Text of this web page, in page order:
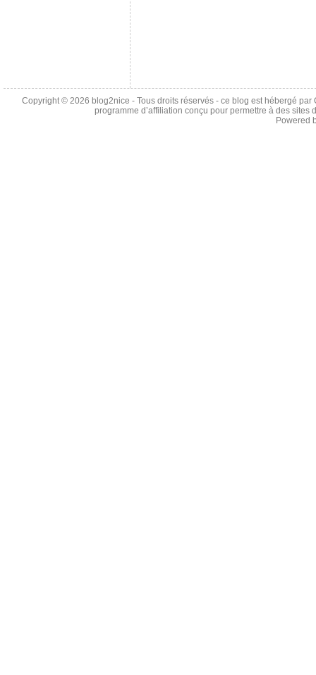
Copyright © 2026 blog2nice - Tous droits réservés - ce blog est hébergé
programme d’affiliation conçu pour permettre à des
Powered